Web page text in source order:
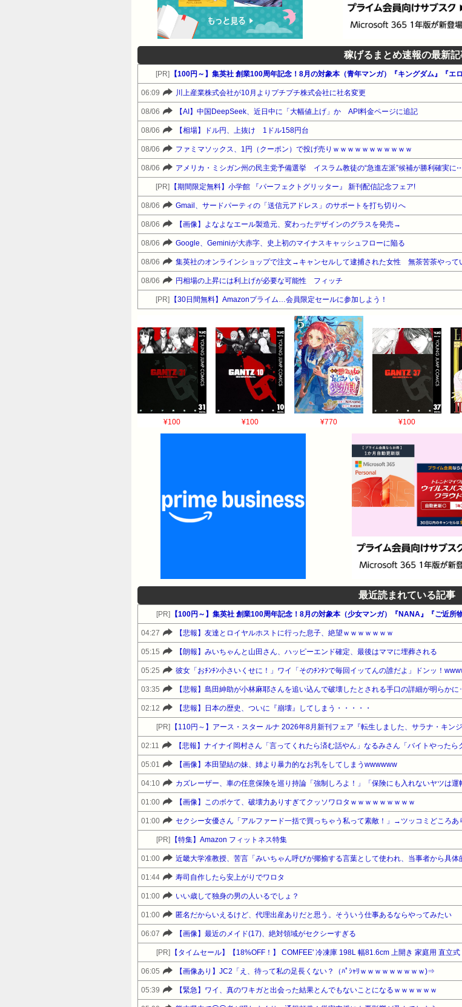
稼げるまとめ速報の最新記
[PR] 【100円～】集英社 創業100周年記念！8月の対象本（青年マンガ）『キングダム』『エ
06:09 川上産業株式会社が10月よりプチプチ株式会社に社名変更
08/06 【AI】中国DeepSeek、近日中に「大幅値上げ」か API料金ページに追記
08/06 【相場】ドル円、上抜け 1ドル158円台
08/06 ファミマソックス、1円（クーポン）で投げ売りｗｗｗｗｗｗｗｗｗｗｗ
08/06 アメリカ・ミシガン州の民主党予備選挙 イスラム教徒の“急進左派”候補が勝利確実に
[PR] 【期間限定無料】小学館 『パーフェクトグリッター』 新刊配信記念フェア!
08/06 Gmail、サードパーティの「送信元アドレス」のサポートを打ち切りへ
08/06 【画像】よなよなエール製造元、変わったデザインのグラスを発売→
08/06 Google、Geminiが大赤字、史上初のマイナスキャッシュフローに陥る
08/06 集英社のオンラインショップで注文→キャンセルして逮捕された女性 無茶苦茶やって
08/06 円相場の上昇には利上げが必要な可能性 フィッチ
[PR] 【30日間無料】Amazonプライム…会員限定セールに参加しよう！
¥100 ¥100 ¥770 ¥100
最近読まれている記事
[PR]
04:27 【悲報】友達とロイヤルホストに行った息子、絶望ｗｗｗｗｗｗｗ
05:15 【朗報】みいちゃんと山田さん、ハッピーエンド確定、最後はママに埋葬される
05:25 彼女「おﾁﾝﾁﾝ小さいくせに！」ワイ「そのﾁﾝﾁﾝで毎回イッてんの誰だよ」ドンッ！
03:35 【悲報】島田紳助が小林麻耶さんを追い込んで破壊したとされる手口の詳細が明らかに･
02:12 【悲報】日本の歴史、ついに『崩壊』してしまう・・・・・
[PR] 【110円～】アース・スター ルナ 2026年8月新刊フェア『転生しました、サラナ・キン
02:11
05:01 【画像】本田望結の妹、姉より暴力的なお乳をしてしまうwwwwww
04:10 カズレーザー、車の任意保険を巡り持論「強制しろよ！」「保険にも入れないヤツは運
01:00 【画像】このボケて、破壊力ありすぎてクッソワロタｗｗｗｗｗｗｗｗｗ
01:00 セクシー女優さん「アルファード一括で買っちゃう私って素敵！」→ツッコミどころあ
[PR] 【特集】Amazon フィットネス特集
01:00
01:44 寿司自作したら安上がりでワロタ
01:00 いい歳して独身の男の人いるでしょ？
01:00 匿名だからいえるけど、代理出産ありだと思う。そういう仕事あるならやってみたい
06:07 【画像】最近のメイド(17)、絶対領域がセクシーすぎる
[PR]
06:05 【画像あり】JC2「え、待って私の足長くない？（ﾊﾟｼｬﾘｗｗｗｗｗｗｗｗｗ)⇒
05:39 【緊急】ワイ、真のワキガと出会った結果とんでもないことになるｗｗｗｗｗｗ